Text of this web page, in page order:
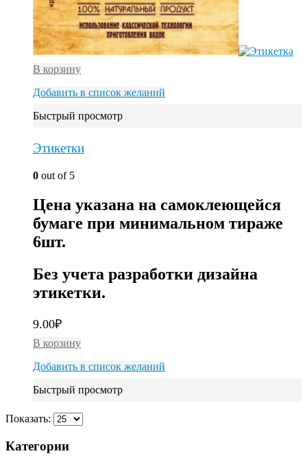
В корзину
Добавить в список желаний
Быстрый просмотр
Этикетки
0 out of 5
Цена указана на самоклеющейся
бумаге при минимальном тираже
6шт.
Без учета разработки дизайна
этикетки.
9.00₽
В корзину
Добавить в список желаний
Быстрый просмотр
Показать:
Категории